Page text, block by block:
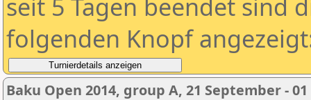
seit 5 Tagen beendet sind
folgenden Knopf
Baku Open 2014, group A, 21 September -